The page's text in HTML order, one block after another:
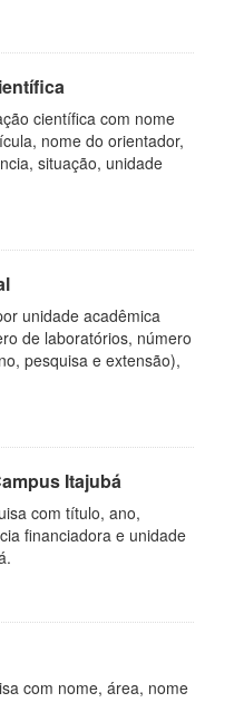
científica com nome
nome do orientador,
situação, unidade
unidade acadêmica
de laboratórios, número
pesquisa e extensão),
Itajubá
com título, ano,
financiadora e unidade
com nome, área, nome